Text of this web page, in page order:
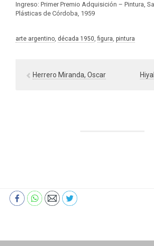
Ingreso: Primer Premio Adquisición – Pintura,
Plásticas de Córdoba, 1959
arte argentino, década 1950, figura, pintura
Herrero Miranda, Oscar